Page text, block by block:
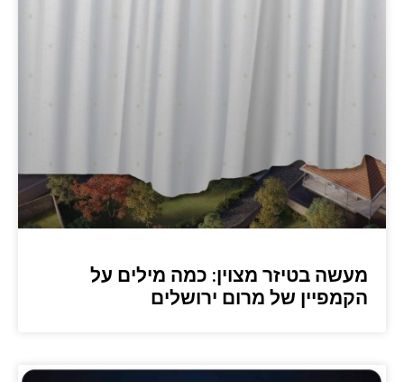
מעשה בטיזר מצוין: כמה מילים על
הקמפיין של מרום ירושלים